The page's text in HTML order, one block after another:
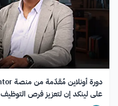
على لينكد إن لتعزيز فرص التوظيف